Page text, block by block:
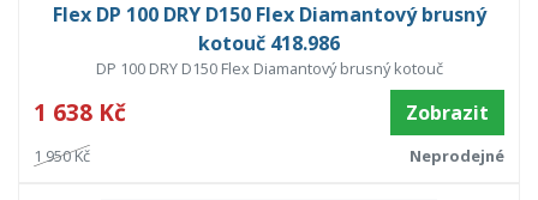
Flex DP 100 DRY D150 Flex Diamantový brusný
kotouč 418.986
DP 100 DRY D150 Flex Diamantový brusný kotouč
1 638 Kč Zobrazit
1 950 Kč Neprodejné